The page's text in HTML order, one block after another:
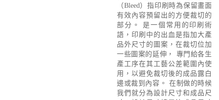
（Bleed）指印刷時為保留畫面
有效內容預留出的方便裁切的
部分。 是一個常用的印刷術
語，印刷中的出血是指加大產
品外尺寸的圖案，在裁切位加
一些圖案的延伸， 專門給各生
產工序在其工藝公差範圍內使
用，以避免裁切後的成品露白
邊或裁到內容。 在制做的時候
我們就分為設計尺寸和成品尺